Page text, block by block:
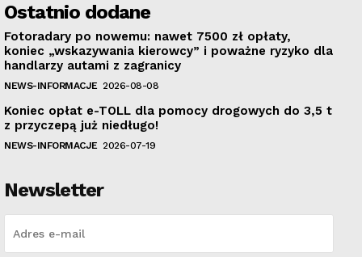
Ostatnio dodane
Fotoradary po nowemu: nawet 7500 zł opłaty,
koniec „wskazywania kierowcy” i poważne ryzyko dla
handlarzy autami z zagranicy
NEWS-INFORMACJE 2026-08-08
Koniec opłat e-TOLL dla pomocy drogowych do 3,5 t
z przyczepą już niedługo!
NEWS-INFORMACJE 2026-07-19
Newsletter